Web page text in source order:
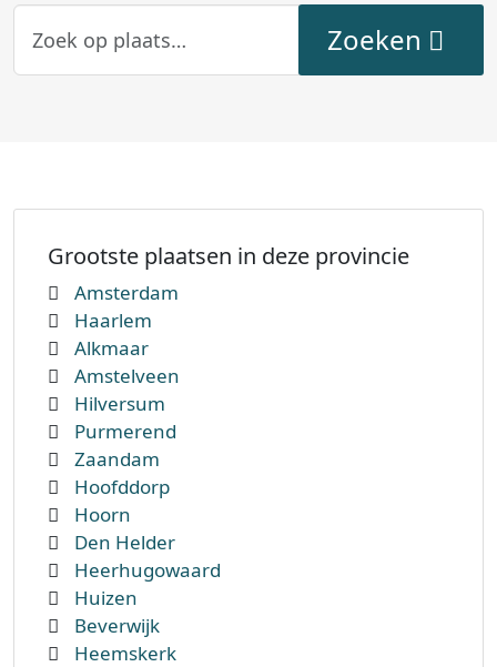
Zoeken
Zoeken
Grootste plaatsen in deze provincie
Amsterdam
Haarlem
Alkmaar
Amstelveen
Hilversum
Purmerend
Zaandam
Hoofddorp
Hoorn
Den Helder
Heerhugowaard
Huizen
Beverwijk
Heemskerk